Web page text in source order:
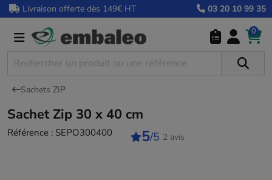
Livraison offerte dès 149€ HT 03 20 10 99 35
0
Sachets ZIP
Sachet Zip 30 x 40 cm
Référence : SEPO300400 5/5 2 avis